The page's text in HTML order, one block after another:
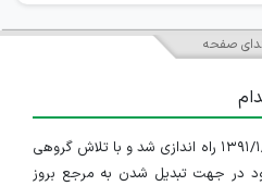
صفحه
سایت ایران استخدام در تاریخ ۱۳۹۱/۱/۱۰ راه اندازی شد و با تلاش گروهی
در جهت تبدیل شدن به مرجع بروز